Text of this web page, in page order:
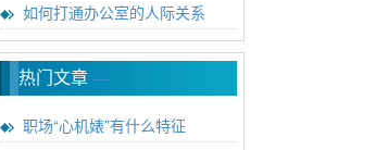
如何打通办公室的人际关系
热门文章—
职场“心机婊”有什么特征